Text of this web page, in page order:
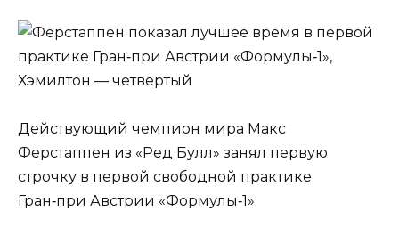
Действующий чемпион мира Макс
Ферстаппен из «Ред Булл» занял первую
строчку в первой свободной практике
Гран‑при Австрии «Формулы‑1».